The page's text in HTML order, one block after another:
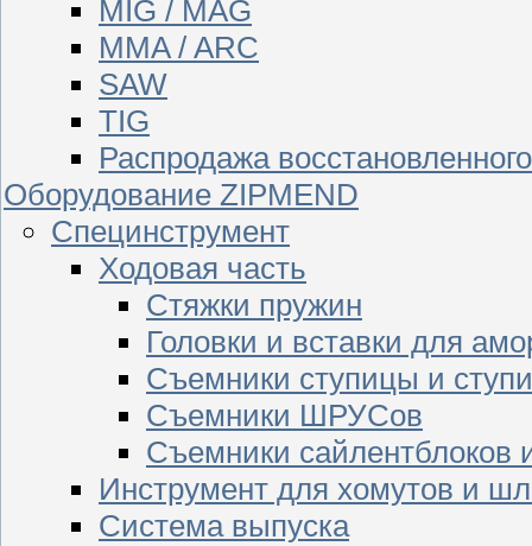
MIG / MAG
MMA / ARC
SAW
TIG
Распродажа
Оборудование ZIPMEND
Специнструмент
Ходовая часть
Стяжки пружин
Головки и вставки для
Съемники ступицы и
Съемники ШРУСов
Съемники сайлентблоков
Инструмент для хомутов и
Система выпуска